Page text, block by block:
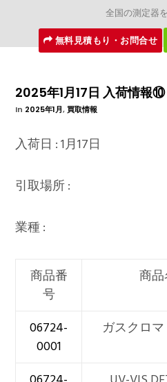
全国の測定器
無料見積もり・お問合せ
2025年1月17日 入荷情報⑩
In 2025年1月,買取情報
入荷日 : 1月17日
引取場所 :
業種 :
商品番
号
商品
06724-
0001
ガスクロ